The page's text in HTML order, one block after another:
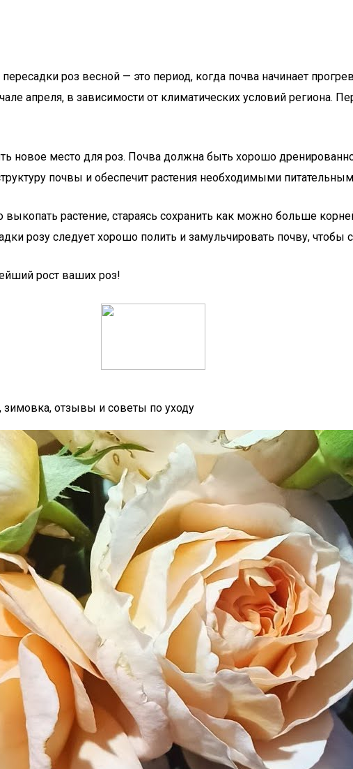
роз весной — это период, когда почва начинает
апреля, в зависимости от климатических условий региона.
новое место для роз. Почва должна быть хорошо
почвы и обеспечит растения необходимыми
растение, стараясь сохранить как можно больше
розу следует хорошо полить и замульчировать почву, чтобы
рост ваших роз!
отзывы и советы по уходу